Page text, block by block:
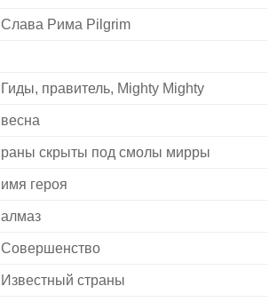
Слава Рима Pilgrim
Гиды, правитель, Mighty Mighty
весна
раны скрыты под смолы мирры
имя героя
алмаз
Совершенство
Известный страны